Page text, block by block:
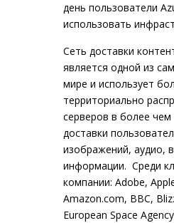
день пользователи
использовать
Сеть доставки
является одной из
мире и использует
территориально
серверов в более чем
доставки
изображений, аудио,
информации. Среди
компании: Adobe,
Amazon.com, BBC,
European Space